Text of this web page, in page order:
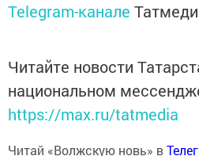
Telegram-канале
Читайте новости
национальном
https://max.ru/tatmedia
Читай «Волжскую новь» в